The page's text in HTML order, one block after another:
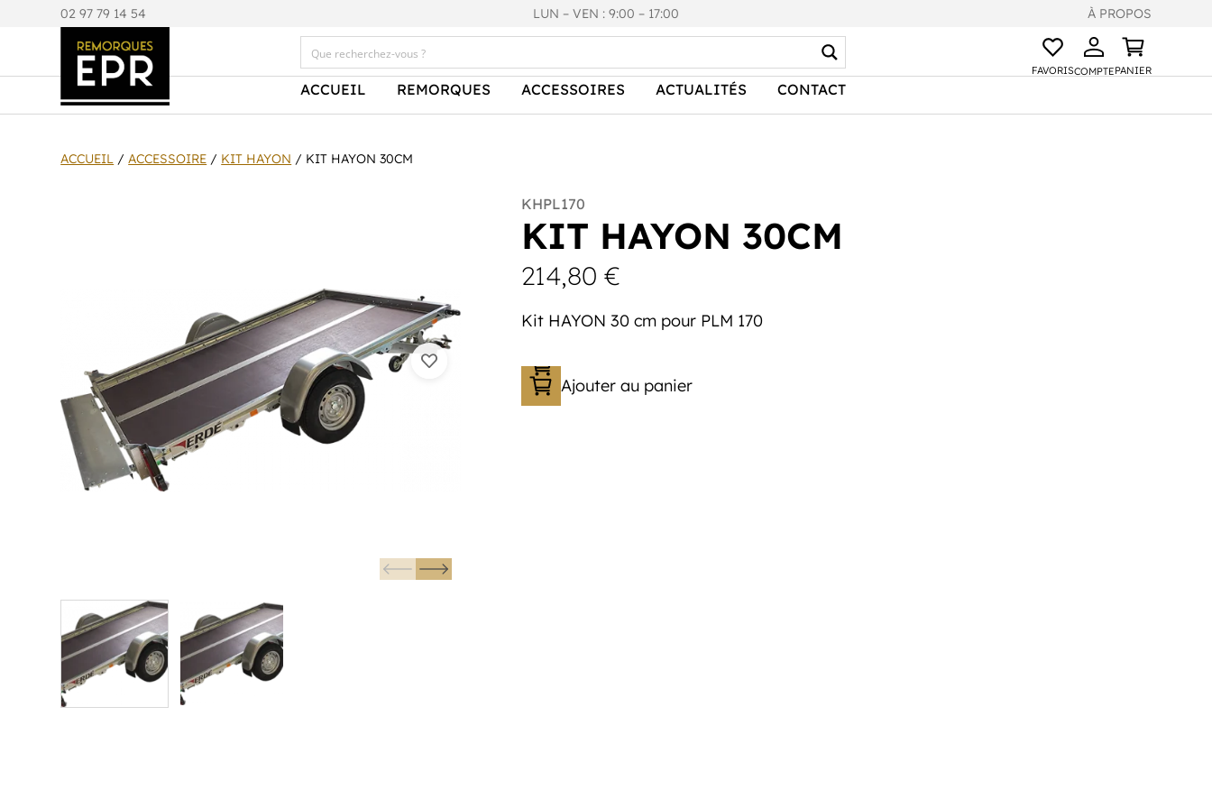
02 97 79 14 54 LUN – VEN : 9:00 – 17:00 À PROPOS
ACCUEIL REMORQUES ACCESSOIRES ACTUALITÉS CONTACT
FAVORISCOMPTEPANIER
ACCUEIL /ACCESSOIRE / KIT HAYON / KIT HAYON 30CM
KHPL170
KIT HAYON 30CM
214,80 €
Kit HAYON 30 cm pour PLM 170
Ajouter au panier